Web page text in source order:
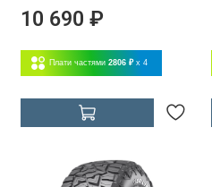
10 690 ₽
Плати частями 2806 ₽ x 4